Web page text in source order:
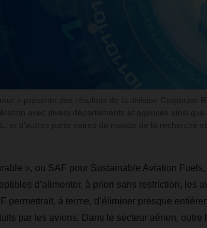
», ou SAF pour Sustainable Aviation
d’alimenter, à priori sans restriction, les
permettrait, à terme, d’éliminer presque
par les avions. Dans le secteur aérien, outre